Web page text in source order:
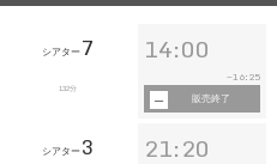
シアター 7
132分
14:00
~16:25
販売終了
シアター 3 21:20